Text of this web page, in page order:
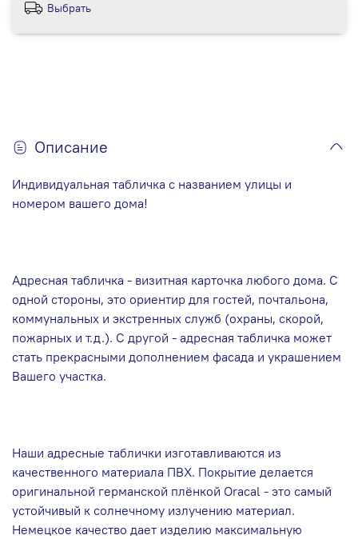
Выбрать
Описание
Индивидуальная табличка с названием улицы и
номером вашего дома!
Адресная табличка - визитная карточка любого дома. С
одной стороны, это ориентир для гостей, почтальона,
коммунальных и экстренных служб (охраны, скорой,
пожарных и т.д.). С другой - адресная табличка может
стать прекрасными дополнением фасада и украшением
Вашего участка.
Наши адресные таблички изготавливаются из
качественного материала ПВХ. Покрытие делается
оригинальной германской плёнкой Oracal - это самый
устойчивый к солнечному излучению материал.
Немецкое качество дает изделию максимальную